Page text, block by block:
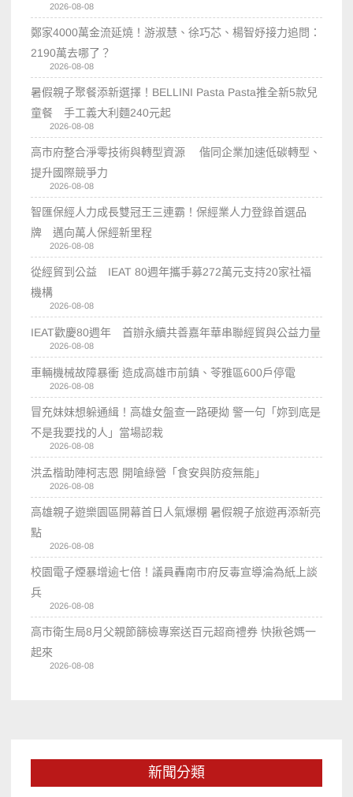
2026-08-08
鄭家4000萬金流延燒！游淑慧、徐巧芯、楊智妤接力追問：
2190萬去哪了？
2026-08-08
暑假親子聚餐添新選擇！BELLINI Pasta Pasta推全新5款兒
童餐 手工義大利麵240元起
2026-08-08
高市府整合淨零技術與轉型資源 偕同企業加速低碳轉型、
提升國際競爭力
2026-08-08
智匯保經人力成長雙冠王三連霸！保經業人力登錄首選品
牌 邁向萬人保經新里程
2026-08-08
從經貿到公益 IEAT 80週年攜手募272萬元支持20家社福
機構
2026-08-08
IEAT歡慶80週年 首辦永續共善嘉年華串聯經貿與公益力量
2026-08-08
車輛機械故障暴衝 造成高雄市前鎮、苓雅區600戶停電
2026-08-08
冒充妹妹想躲通緝！高雄女盤查一路硬拗 警一句「妳到底是
不是我要找的人」當場認栽
2026-08-08
洪孟楷助陣柯志恩 開嗆綠營「食安與防疫無能」
2026-08-08
高雄親子遊樂園區開幕首日人氣爆棚 暑假親子旅遊再添新亮
點
2026-08-08
校園電子煙暴增逾七倍！議員轟南市府反毒宣導淪為紙上談
兵
2026-08-08
高市衛生局8月父親節篩檢專案送百元超商禮券 快揪爸媽一
起來
2026-08-08
新聞分類